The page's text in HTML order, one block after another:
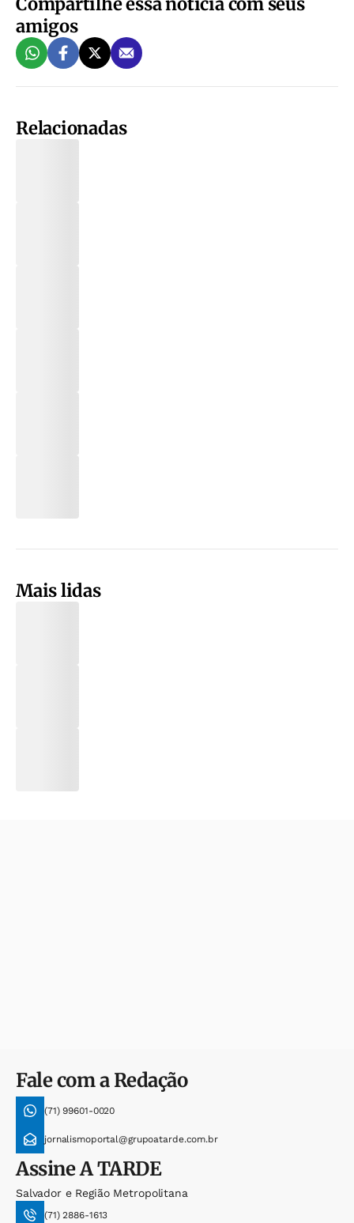
amigos
Relacionadas
Mais lidas
Fale com a Redação
(71) 99601-0020
jornalismoportal@grupoatarde.com.br
AssineA TARDE
Salvador e Região Metropolitana
(71) 2886-1613